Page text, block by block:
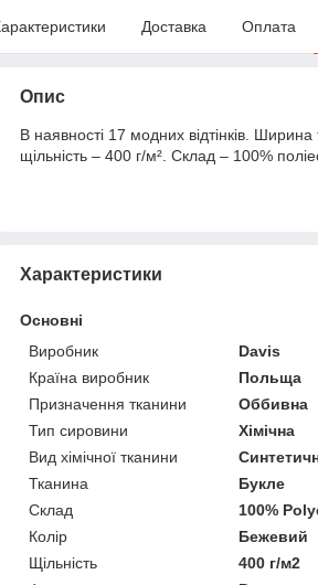
Доставка Оплата
Опис
В наявності 17 модних відтінків.
щільність – 400 г/м². Склад – 100%
Характеристики
Основні
Виробник
Davis
Країна виробник
Польща
Призначення тканини
Оббивна
Тип сировини
Хімічна
Вид хімічної тканини
Тканина
Букле
Склад
100%
Колір
Бежевий
Щільність
400 г/м2